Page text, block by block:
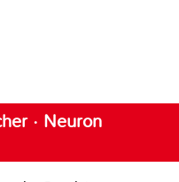
· Neuron